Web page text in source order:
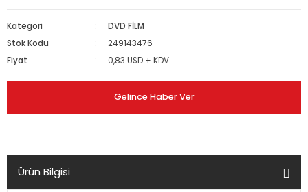
Kategori
DVD FİLM
Stok Kodu
249143476
Fiyat
0,83 USD + KDV
Gelince Haber Ver
Ürün Bilgisi